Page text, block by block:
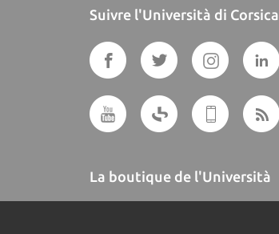
Suivre l'Università di Corsica
La boutique de l'Università